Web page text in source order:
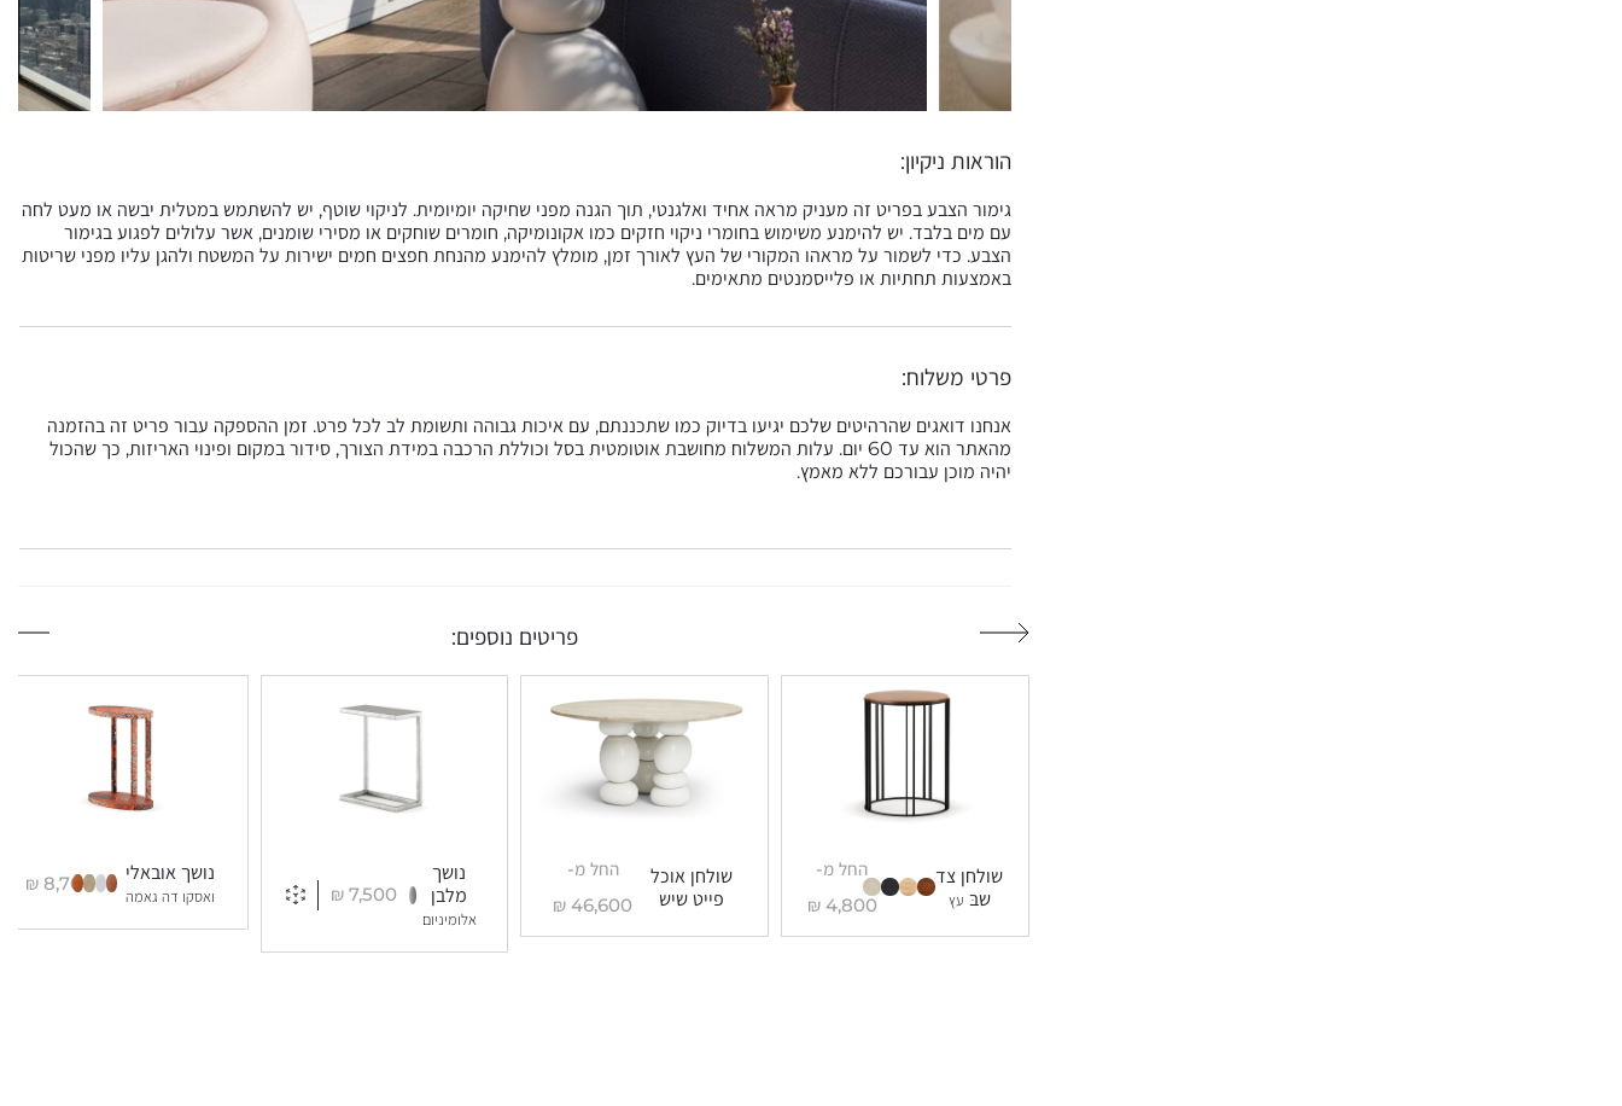
הוראות ניקיון:
גימור הצבע בפריט זה מעניק מראה אחיד ואלגנטי, תוך הגנה מפני שחיקה יומיומית. לניקוי שוטף, יש להשתמש במטלית יבשה או מעט לחה
עם מים בלבד. יש להימנע משימוש בחומרי ניקוי חזקים כמו אקונומיקה, חומרים שוחקים או מסירי שומנים, אשר עלולים לפגוע בגימור
הצבע. כדי לשמור על מראהו המקורי של העץ לאורך זמן, מומלץ להימנע מהנחת חפצים חמים ישירות על המשטח ולהגן עליו מפני שריטות
באמצעות תחתיות או פלייסמנטים מתאימים.
פרטי משלוח:
אנחנו דואגים שהרהיטים שלכם יגיעו בדיוק כמו שתכננתם, עם איכות גבוהה ותשומת לב לכל פרט. זמן ההספקה עבור פריט זה בהזמנה
מהאתר הוא עד 60 יום. עלות המשלוח מחושבת אוטומטית בסל וכוללת הרכבה במידת הצורך, סידור במקום ופינוי האריזות, כך שהכול
יהיה מוכן עבורכם ללא מאמץ.
פריטים נוספים:
שולחן צד
שבּ עץ
החל מ-
4,800
₪
שולחן אוכל
פייט שיש
החל מ-
46,600
₪
נושך
מלבן
אלומיניום
7,500
₪
נושך אובאלי
ואסקו דה גאמה
8,700
₪